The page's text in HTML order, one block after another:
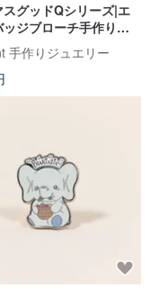
スグッドQシリーズ|エ
ジブローチ手作りオ
クリスマスギフト
手作りジュエリー